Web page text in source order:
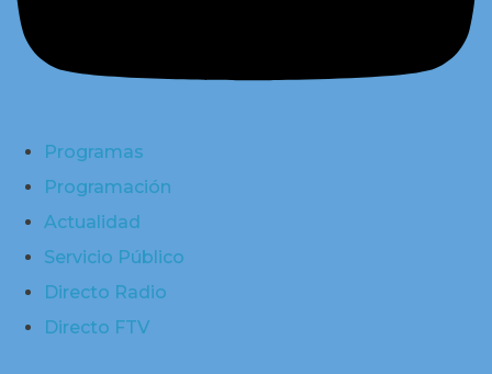
Programas
Programación
Actualidad
Servicio Público
Directo Radio
Directo FTV